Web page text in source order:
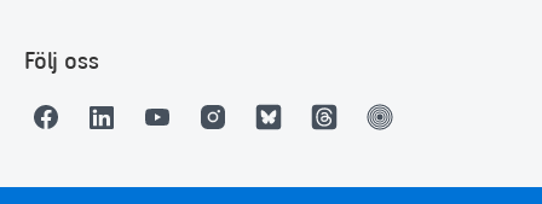
Följ oss